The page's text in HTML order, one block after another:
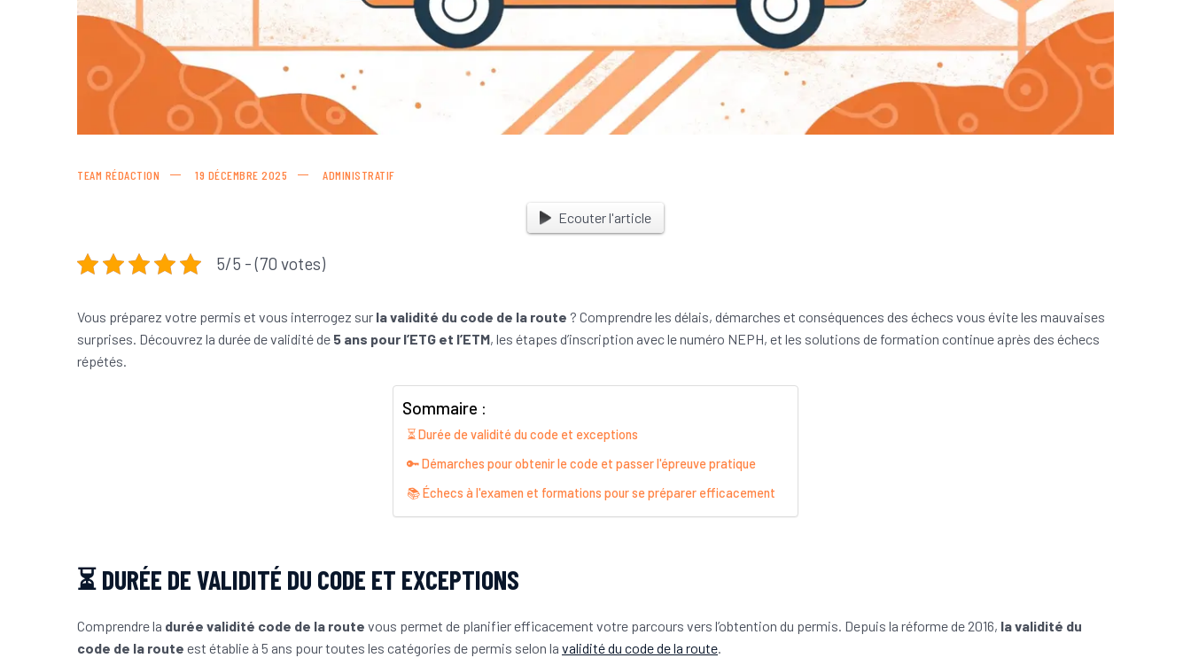
TEAM RÉDACTION 19 DÉCEMBRE 2025 ADMINISTRATIF
Ecouter l'article
5/5 - (70 votes)
Vous préparez votre permis et vous interrogez sur la validité du code de la route ? Comprendre les délais, démarches et conséquences des échecs vous évite les mauvaises
surprises. Découvrez la durée de validité de 5 ans pour l’ETG et l’ETM, les étapes d’inscription avec le numéro NEPH, et les solutions de formation continue après des échecs
répétés.
Sommaire :
⏳ Durée de validité du code et exceptions
🔑 Démarches pour obtenir le code et passer l'épreuve pratique
📚 Échecs à l'examen et formations pour se préparer efficacement
⏳ DURÉE DE VALIDITÉ DU CODE ET EXCEPTIONS
Comprendre la durée validité code de la route vous permet de planifier efficacement votre parcours vers l’obtention du permis. Depuis la réforme de 2016, la validité du
code de la route est établie à 5 ans pour toutes les catégories de permis selon la validité du code de la route.